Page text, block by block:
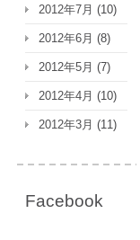
2012年7月 (10)
2012年6月 (8)
2012年5月 (7)
2012年4月 (10)
2012年3月 (11)
Facebook